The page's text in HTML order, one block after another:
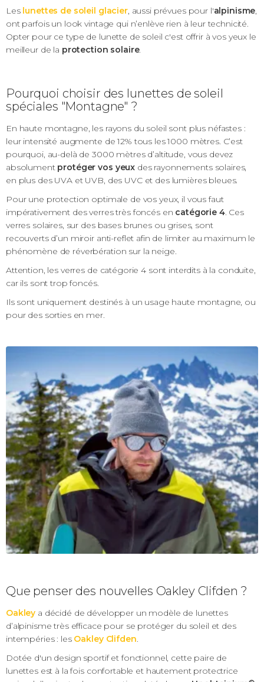
Les lunettes de soleil glacier, aussi prévues pour l'alpinisme,
ont parfois un look vintage qui n’enlève rien à leur technicité.
Opter pour ce type de lunette de soleil c'est offrir à vos yeux le
meilleur de la protection solaire.
Pourquoi choisir des lunettes de soleil
spéciales "Montagne" ?
En haute montagne, les rayons du soleil sont plus néfastes :
leur intensité augmente de 12% tous les 1000 mètres. C’est
pourquoi, au-delà de 3000 mètres d’altitude, vous devez
absolument protéger vos yeux des rayonnements solaires,
en plus des UVA et UVB, des UVC et des lumières bleues.
Pour une protection optimale de vos yeux, il vous faut
impérativement des verres très foncés en catégorie 4. Ces
verres solaires, sur des bases brunes ou grises, sont
recouverts d’un miroir anti-reflet afin de limiter au maximum le
phénomène de réverbération sur la neige.
Attention, les verres de catégorie 4 sont interdits à la conduite,
car ils sont trop foncés.
Ils sont uniquement destinés à un usage haute montagne, ou
pour des sorties en mer.
Que penser des nouvelles Oakley Clifden ?
Oakley a décidé de développer un modèle de lunettes
d’alpinisme très efficace pour se protéger du soleil et des
intempéries : les Oakley Clifden.
Dotée d'un design sportif et fonctionnel, cette paire de
lunettes est à la fois confortable et hautement protectrice